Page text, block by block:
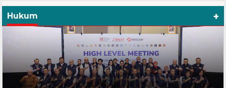
Hukum +